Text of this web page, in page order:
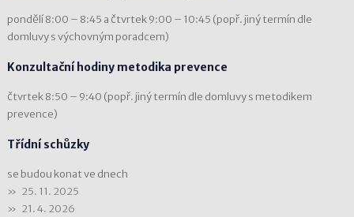
pondělí 8:00 – 8:45 a čtvrtek 9:00 – 10:45 (popř. jiný termín dle
domluvy s výchovným poradcem)
Konzultační hodiny metodika prevence
čtvrtek 8:50 – 9:40 (popř. jiný termín dle domluvy s metodikem
prevence)
Třídní schůzky
se budou konat ve dnech
25. 11. 2025
21. 4. 2026